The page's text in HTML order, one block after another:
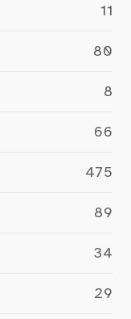
11
80
8
66
475
89
34
29